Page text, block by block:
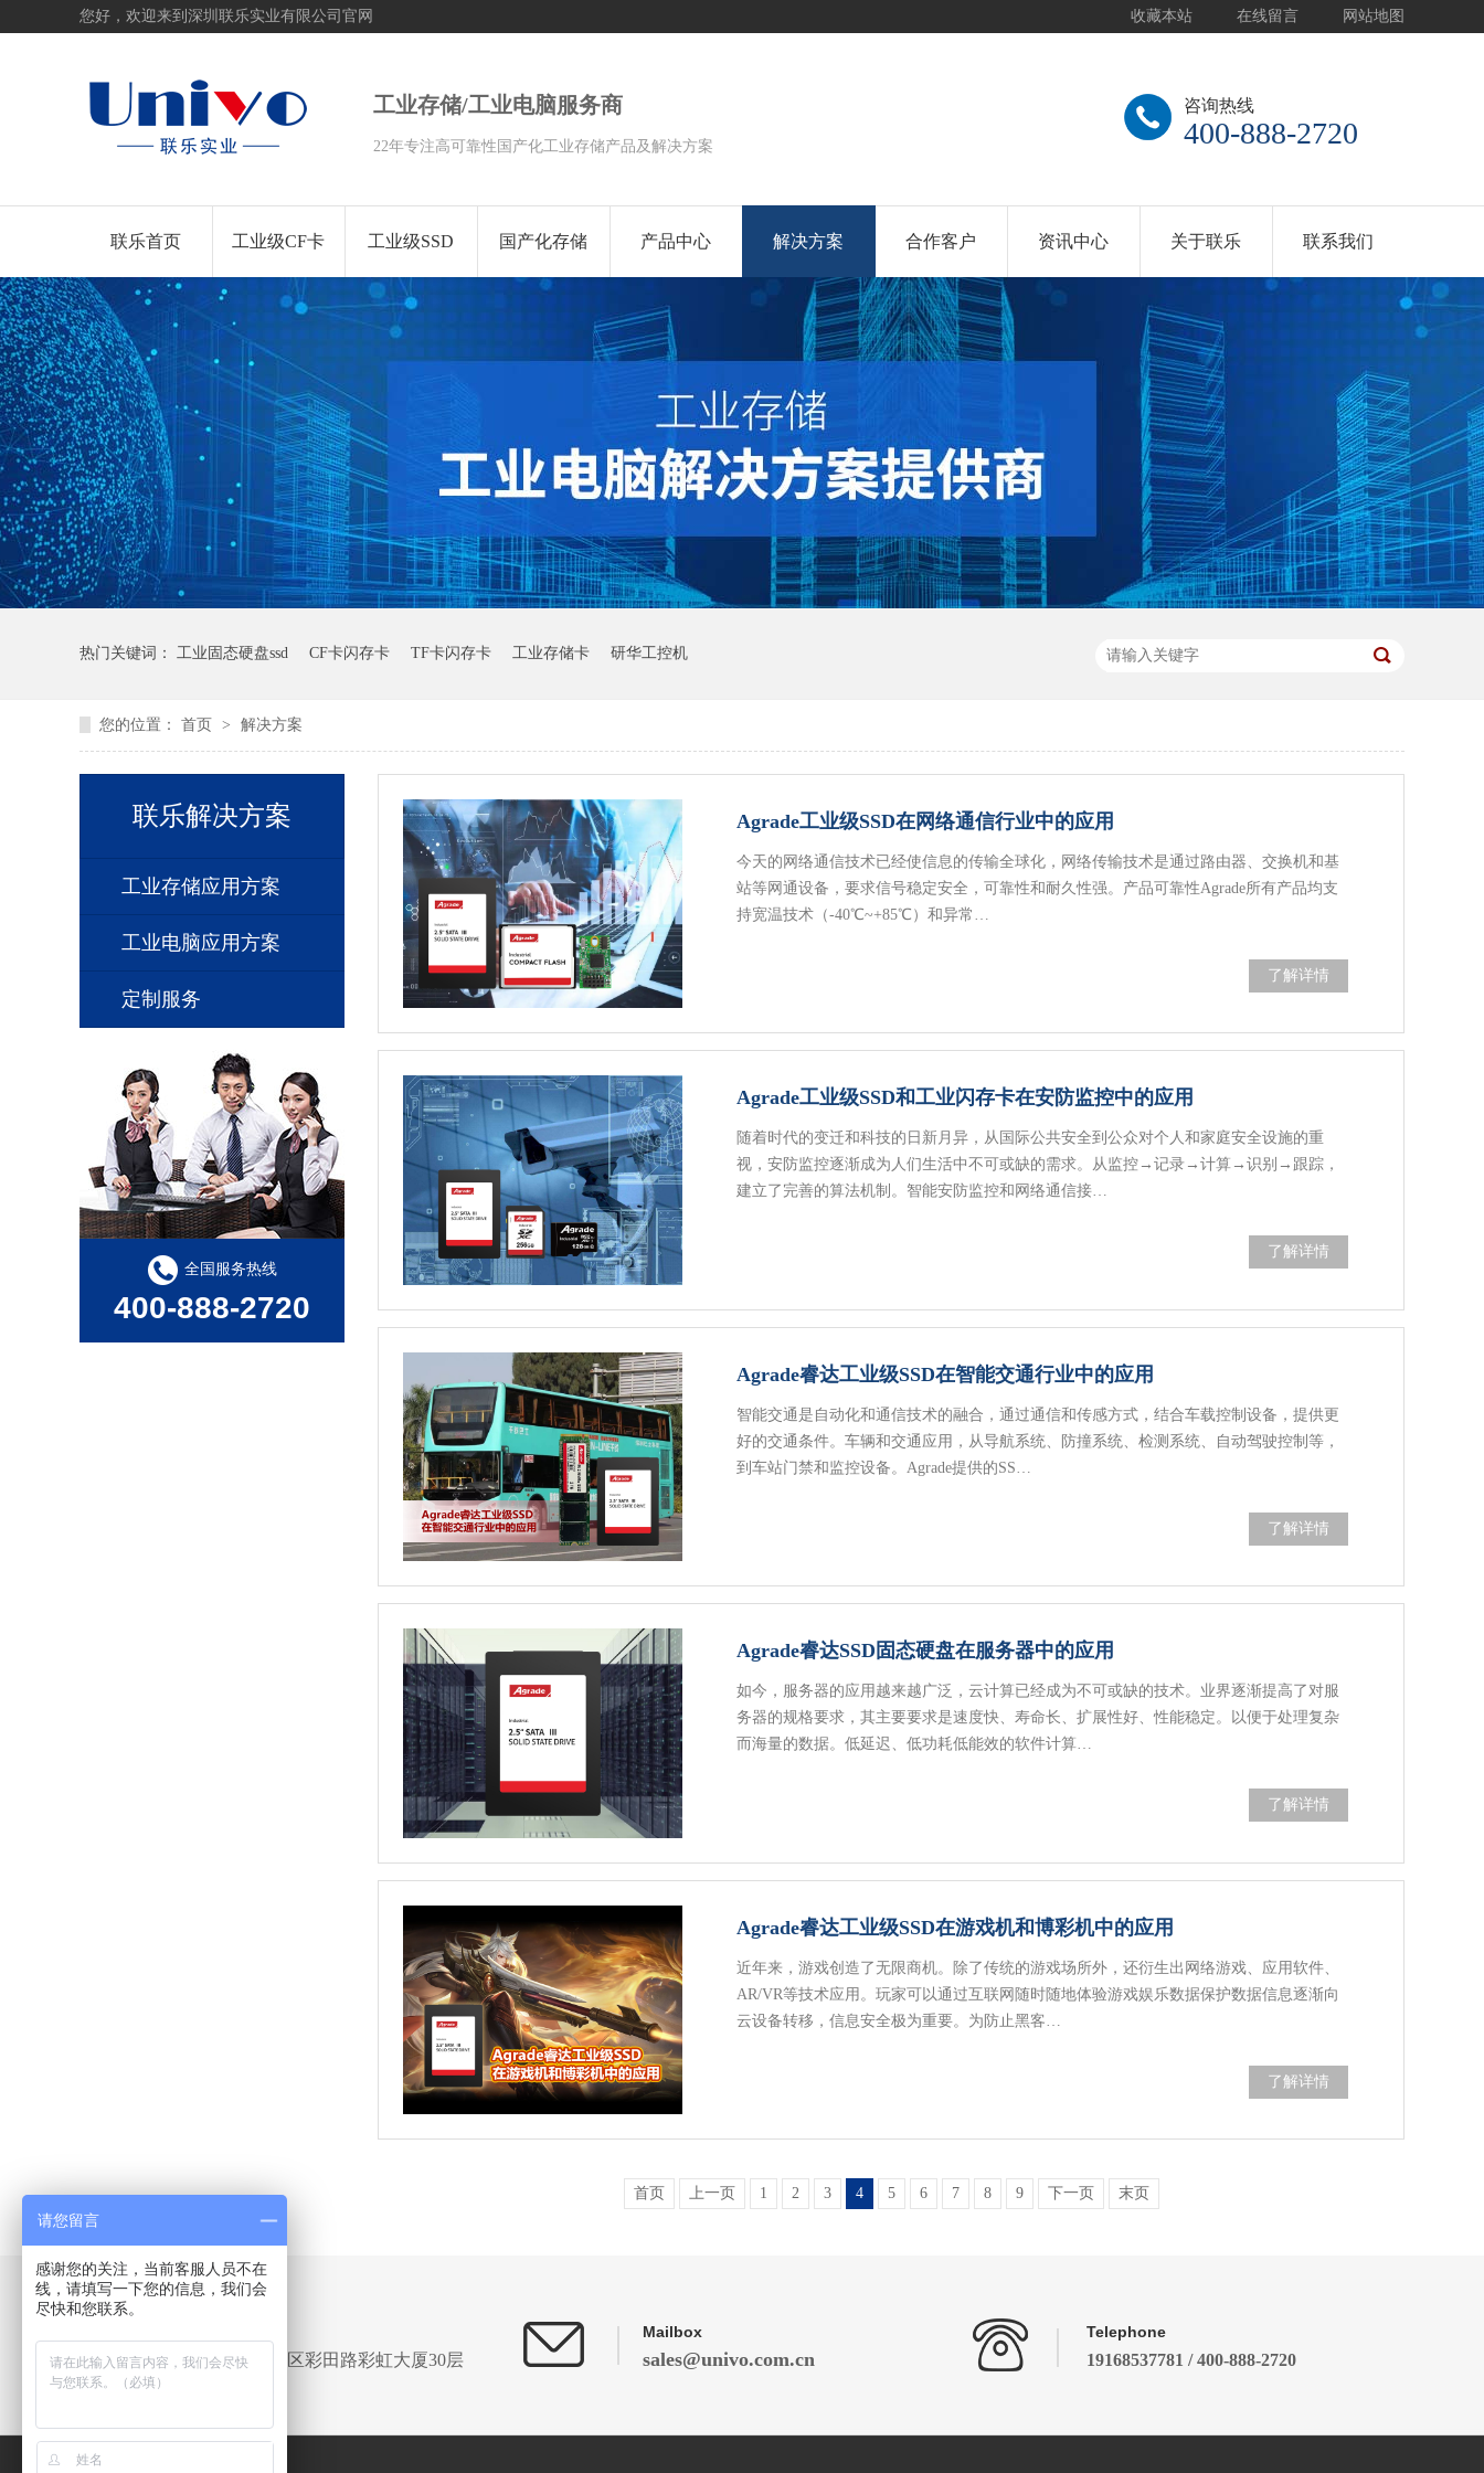
收藏本站 在线留言 网站地图
您好，欢迎来到深圳联乐实业有限公司官网
咨询热线
400-888-2720
工业存储/工业电脑服务商
22年专注高可靠性国产化工业存储产品及解决方案
联乐首页 工业级CF卡 工业级SSD 国产化存储 产品中心 解决方案 合作客户 资讯中心 关于联乐 联系我们
热门关键词： 工业固态硬盘ssd CF卡闪存卡 TF卡闪存卡 工业存储卡 研华工控机
您的位置： 首页 > 解决方案
联乐解决方案
工业存储应用方案
工业电脑应用方案
定制服务
全国服务热线
400-888-2720
Agrade工业级SSD在网络通信行业中的应用
今天的网络通信技术已经使信息的传输全球化，网络传输技术是通过路由器、交换机和基
站等网通设备，要求信号稳定安全，可靠性和耐久性强。产品可靠性Agrade所有产品均支
持宽温技术（-40℃~+85℃）和异常…
了解详情
Agrade工业级SSD和工业闪存卡在安防监控中的应用
随着时代的变迁和科技的日新月异，从国际公共安全到公众对个人和家庭安全设施的重
视，安防监控逐渐成为人们生活中不可或缺的需求。从监控→记录→计算→识别→跟踪，
建立了完善的算法机制。智能安防监控和网络通信接…
了解详情
Agrade睿达工业级SSD在智能交通行业中的应用
智能交通是自动化和通信技术的融合，通过通信和传感方式，结合车载控制设备，提供更
好的交通条件。车辆和交通应用，从导航系统、防撞系统、检测系统、自动驾驶控制等，
到车站门禁和监控设备。Agrade提供的SS…
了解详情
Agrade睿达SSD固态硬盘在服务器中的应用
如今，服务器的应用越来越广泛，云计算已经成为不可或缺的技术。业界逐渐提高了对服
务器的规格要求，其主要要求是速度快、寿命长、扩展性好、性能稳定。以便于处理复杂
而海量的数据。低延迟、低功耗低能效的软件计算…
了解详情
Agrade睿达工业级SSD在游戏机和博彩机中的应用
近年来，游戏创造了无限商机。除了传统的游戏场所外，还衍生出网络游戏、应用软件、
AR/VR等技术应用。玩家可以通过互联网随时随地体验游戏娱乐数据保护数据信息逐渐向
云设备转移，信息安全极为重要。为防止黑客…
了解详情
首页 上一页 1 2 3 4 5 6 7 8 9 下一页 末页
深圳市福田区彩田路彩虹大厦30层
Mailbox
sales@univo.com.cn
Telephone
19168537781 / 400-888-2720
请您留言
感谢您的关注，当前客服人员不在
线，请填写一下您的信息，我们会
尽快和您联系。